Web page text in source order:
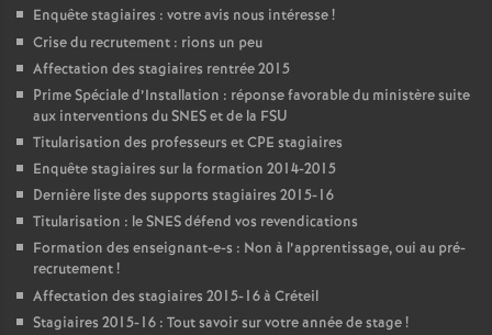
Enquête stagiaires : votre avis nous intéresse!
Crise du recrutement : rions un peu
Affectation des stagiaires rentrée 2015
Prime Spéciale d’Installation : réponse favorable du ministère suite
aux interventions duSNESet de la FSU
Titularisation des professeurs etCPE stagiaires
Enquête stagiaires sur la formation 2014-2015
Dernière liste des supports stagiaires 2015-16
Titularisation : leSNESdéfend vos revendications
Formation des enseignant-e-s : Non à l’apprentissage, oui au pré-
recrutement!
Affectation des stagiaires 2015-16 à Créteil
Stagiaires 2015-16 : Tout savoir sur votre année de stage!